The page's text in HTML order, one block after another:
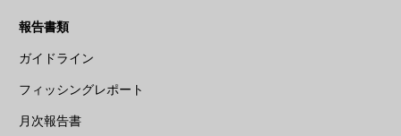
報告書類
ガイドライン
フィッシングレポート
月次報告書